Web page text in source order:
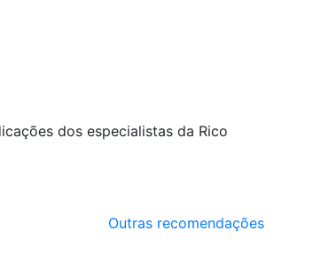
dos especialistas da Rico
Outras recomendações